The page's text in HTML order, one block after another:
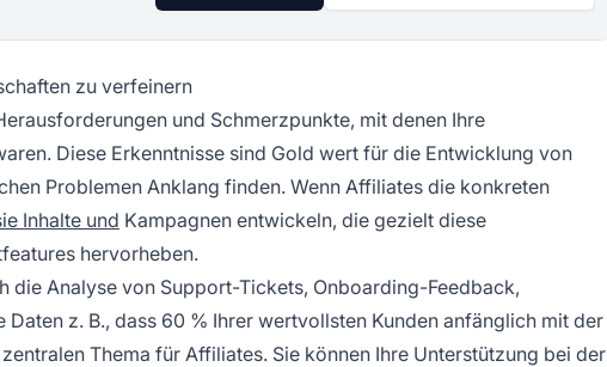
zu verfeinern
und Schmerzpunkte, mit denen Ihre
Diese Erkenntnisse sind Gold wert für die Entwicklung von
Problemen Anklang finden. Wenn Affiliates die konkreten
Inhalte und Kampagnen entwickeln, die gezielt diese
hervorheben.
Analyse von Support-Tickets, Onboarding-Feedback,
z. B., dass 60 % Ihrer wertvollsten Kunden anfänglich mit der
Thema für Affiliates. Sie können Ihre Unterstützung bei der